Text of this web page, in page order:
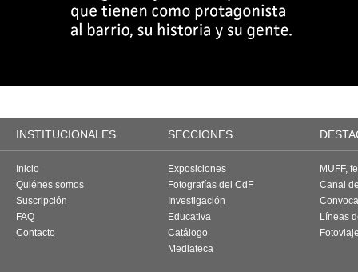
INSTITUCIONALES SECCIONES
Inicio
Quiénes somos
Suscripción
FAQ
Contacto
Exposiciones
Fotografías del CdF
Investigación
Educativa
Catálogo
Mediateca
MUFF,
Canal
Líneas